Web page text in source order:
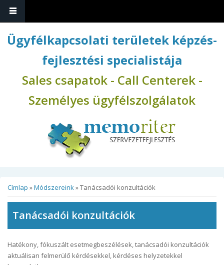
Ügyfélkapcsolati területek képzés-
fejlesztési specialistája
Sales csapatok - Call Centerek -
Személyes ügyfélszolgálatok
Jelenlegi hely
Címlap »Módszereink» Tanácsadói konzultációk
Tanácsadói konzultációk
Hatékony, fókuszált esetmegbeszélések, tanácsadói konzultációk
aktuálisan felmerülő kérdésekkel, kérdéses helyzetekkel